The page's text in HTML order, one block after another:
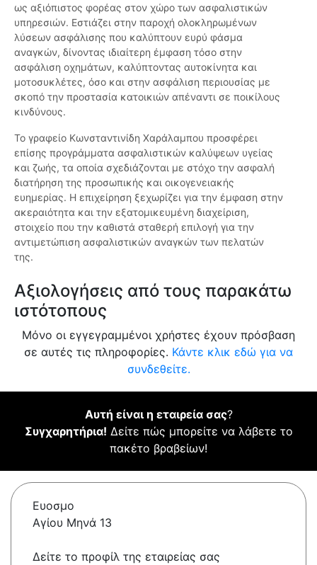
ως αξιόπιστος φορέας στον χώρο των ασφαλιστικών
υπηρεσιών. Εστιάζει στην παροχή ολοκληρωμένων
λύσεων ασφάλισης που καλύπτουν ευρύ φάσμα
αναγκών, δίνοντας ιδιαίτερη έμφαση τόσο στην
ασφάλιση οχημάτων, καλύπτοντας αυτοκίνητα και
μοτοσυκλέτες, όσο και στην ασφάλιση περιουσίας με
σκοπό την προστασία κατοικιών απέναντι σε ποικίλους
κινδύνους.
Το γραφείο Κωνσταντινίδη Χαράλαμπου προσφέρει
επίσης προγράμματα ασφαλιστικών καλύψεων υγείας
και ζωής, τα οποία σχεδιάζονται με στόχο την ασφαλή
διατήρηση της προσωπικής και οικογενειακής
ευημερίας. Η επιχείρηση ξεχωρίζει για την έμφαση στην
ακεραιότητα και την εξατομικευμένη διαχείριση,
στοιχείο που την καθιστά σταθερή επιλογή για την
αντιμετώπιση ασφαλιστικών αναγκών των πελατών
της.
Αξιολογήσεις από τους παρακάτω
ιστότοπους
Μόνο οι εγγεγραμμένοι χρήστες έχουν πρόσβαση
σε αυτές τις πληροφορίες. Κάντε κλικ εδώ για να
συνδεθείτε.
Αυτή είναι η εταιρεία σας?
Συγχαρητήρια! Δείτε πώς μπορείτε να λάβετε το
πακέτο βραβείων!
Ευοσμο
Αγίου Μηνά 13
Δείτε το προφίλ της εταιρείας σας